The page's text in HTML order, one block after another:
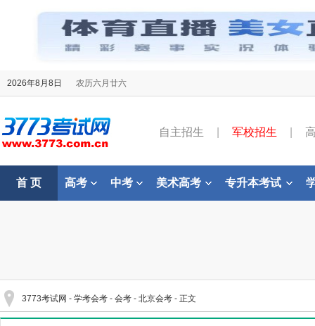
2026年8月8日 农历六月廿六
自主招生 军校招生
首 页 高考 中考 美术高考 专升本考试
3773考试网 - 学考会考 - 会考 - 北京会考 - 正文